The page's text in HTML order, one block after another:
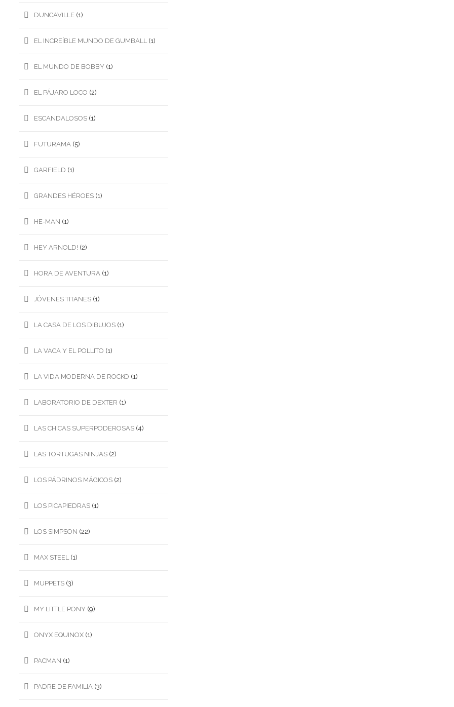
DUNCAVILLE (1)
EL INCREÍBLE MUNDO DE GUMBALL (1)
EL MUNDO DE BOBBY (1)
EL PÁJARO LOCO (2)
ESCANDALOSOS (1)
FUTURAMA (5)
GARFIELD (1)
GRANDES HÉROES (1)
HE-MAN (1)
HEY ARNOLD! (2)
HORA DE AVENTURA (1)
JÓVENES TITANES (1)
LA CASA DE LOS DIBUJOS (1)
LA VACA Y EL POLLITO (1)
LA VIDA MODERNA DE ROCKO (1)
LABORATORIO DE DEXTER (1)
LAS CHICAS SUPERPODEROSAS (4)
LAS TORTUGAS NINJAS (2)
LOS PÁDRINOS MÁGICOS (2)
LOS PICAPIEDRAS (1)
LOS SIMPSON (22)
MAX STEEL (1)
MUPPETS (3)
MY LITTLE PONY (9)
ONYX EQUINOX (1)
PACMAN (1)
PADRE DE FAMILIA (3)